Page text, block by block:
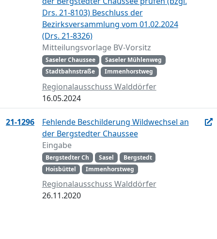
Drs. 21-8103) Beschluss der
Bezirksversammlung vom 01.02.2024
(Drs. 21-8326)
Mitteilungsvorlage BV-Vorsitz
Saseler Chaussee
Saseler Mühlenweg
Stadtbahnstraße
Immenhorstweg
Regionalausschuss Walddörfer
16.05.2024
21-1296
Fehlende Beschilderung Wildwechsel an
der Bergstedter Chaussee
Eingabe
Bergstedter Ch Sasel
Bergstedt
Hoisbüttel
Immenhorstweg
Regionalausschuss Walddörfer
26.11.2020